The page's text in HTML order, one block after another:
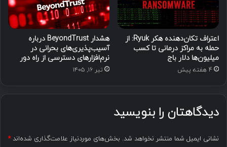
اعتراف تکان‌دهنده هکر Ryuk: از
حمله به مراکز درمانی تا کسب
میلیون‌ها دلار باج
4 هفته پیش
هشدار BeyondTrust درباره
آسیب‌پذیری‌های بحرانی در
نرم‌افزارهای دسترسی از راه دور
تیر ۱۶, ۱۴۰۵
دیدگاهتان را بنویسید
نشانی ایمیل شما منتشر نخواهد شد. بخش‌های موردنیاز علامت‌گذاری شده‌اند*